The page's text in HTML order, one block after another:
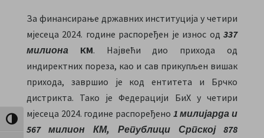
Toggle High Contrast
За финансирање државних институција у четири
мјесеца 2024. године распоређен је износ од337
милионаКМ. Највећи дио прихода од
индиректних пореза, као и сав прикупљен вишак
прихода, завршио је код ентитета и Брчко
дистрикта. Тако је Федерацији БиХ у четири
мјесеца 2024. године распоређено 1 милијарда и
567 милион КМ, Републици Српској 878